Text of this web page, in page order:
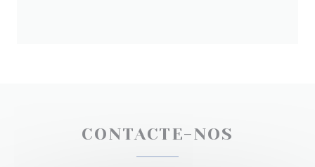
CONTACTE-NOS